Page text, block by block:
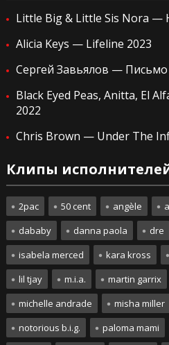
Little Big & Little Sis Nora —
Alicia Keys — Lifeline 2023
Сергей Завьялов — Письмо
Black Eyed Peas, Anitta, El
2022
Chris Brown — Under The
Клипы
2pac 50 cent angèle
dababy
danna paola dre
isabela merced
kara kross
lil tjay
m.i.a. martin garrix
michelle andrade
misha miller
notorious b.i.g.
paloma mami